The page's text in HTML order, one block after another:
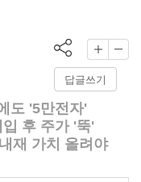
답글쓰기
도 '5만전자'
후 주가 '뚝'
재 가치 올려야